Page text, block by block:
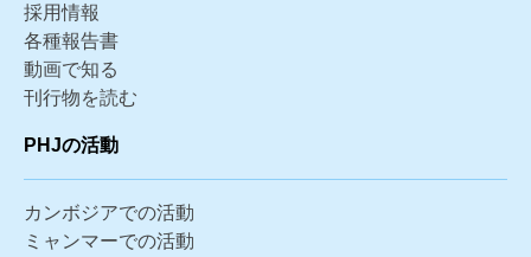
採用情報
各種報告書
動画で知る
刊行物を読む
PHJの活動
カンボジアでの活動
ミャンマーでの活動